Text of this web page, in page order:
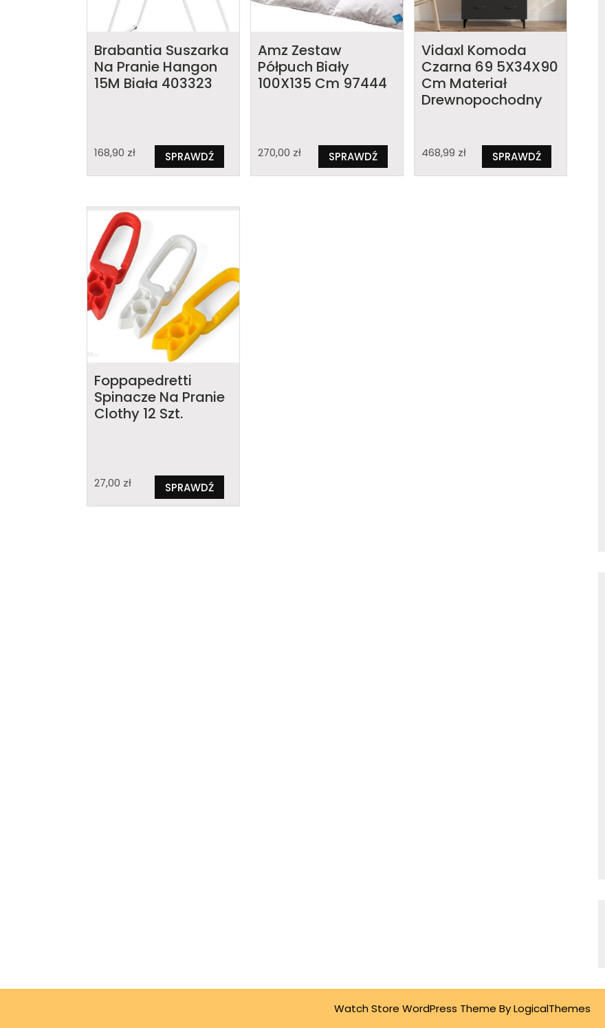
Brabantia Suszarka
Na Pranie Hangon
15M Biała 403323
168,90 zł SPRAWDŹ
Amz Zestaw
Półpuch Biały
100X135 Cm 97444
270,00 zł SPRAWDŹ
Vidaxl Komoda
Czarna 69 5X34X90
Cm Materiał
Drewnopochodny
468,99 zł SPRAWDŹ
Foppapedretti
Spinacze Na Pranie
Clothy 12 Szt.
27,00 zł SPRAWDŹ
Watch Store WordPress Theme By LogicalThemes